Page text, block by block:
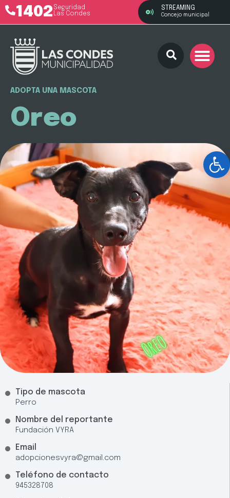
1402 Seguridad
Las Condes
STREAMING
Concejo municipal
ADOPTA UNA MASCOTA
Oreo
Tipo de mascota
Perro
Nombre del reportante
Fundación VYRA
Email
adopcionesvyra@gmail.com
Teléfono de contacto
945328708